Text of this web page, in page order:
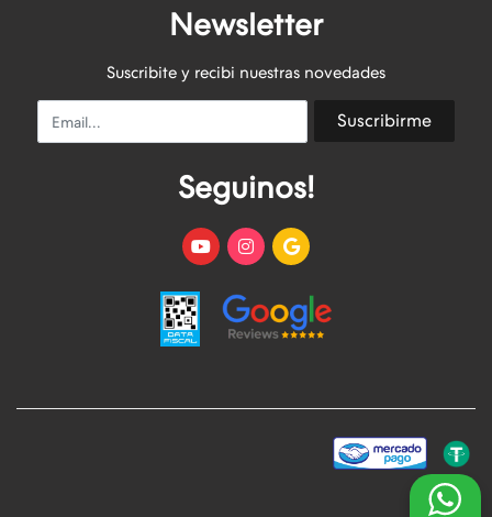
Newsletter
Suscribite y recibi nuestras novedades
Email Suscribirme
Seguinos!